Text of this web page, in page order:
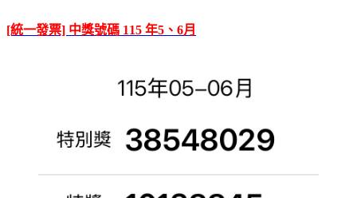
[統一發票] 中獎號碼 115 年5、6月